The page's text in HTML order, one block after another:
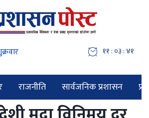
११ : ०३ : ४२
राजनीति सार्वजनिक प्रशासन